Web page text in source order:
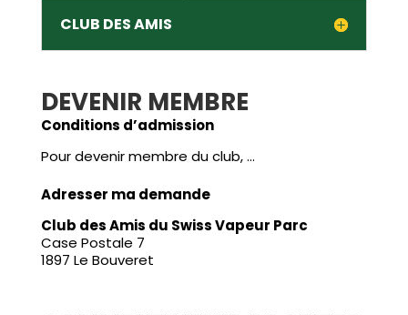
CLUB DES AMIS
DEVENIR MEMBRE
Conditions d’admission
Pour devenir membre du club, …
Adresser ma demande
Club des Amis du Swiss Vapeur Parc
Case Postale 7
1897 Le Bouveret